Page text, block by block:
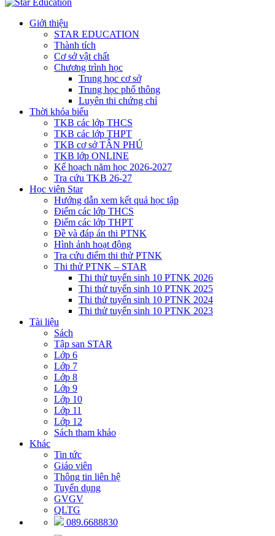
Giới thiệu
STAR EDUCATION
Thành tích
Cơ sở vật chất
Chương trình học
Trung học cơ sở
Trung học phổ thông
Luyên thi chứng chỉ
Thời khóa biểu
TKB các lớp THCS
TKB các lớp THPT
TKB cơ sở TÂN PHÚ
TKB lớp ONLINE
Kế hoạch năm học 2026-2027
Tra cứu TKB 26-27
Học viên Star
Hướng dẫn xem kết quả học tập
Điểm các lớp THCS
Điểm các lớp THPT
Đề và đáp án thi PTNK
Hình ảnh hoạt động
Tra cứu điểm thi thử PTNK
Thi thử PTNK – STAR
Thi thử tuyển sinh 10 PTNK 2026
Thi thử tuyển sinh 10 PTNK 2025
Thi thử tuyển sinh 10 PTNK 2024
Thi thử tuyển sinh 10 PTNK 2023
Tài liệu
Sách
Tập san STAR
Lớp 6
Lớp 7
Lớp 8
Lớp 9
Lớp 10
Lớp 11
Lớp 12
Sách tham khảo
Khác
Tin tức
Giáo viên
Thông tin liên hệ
Tuyển dụng
GVGV
QLTG
089.6688830